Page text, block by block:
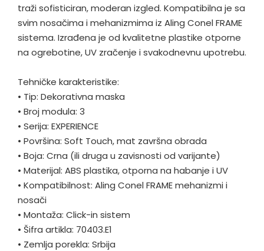
traži sofisticiran, moderan izgled. Kompatibilna je sa
svim nosačima i mehanizmima iz Aling Conel FRAME
sistema. Izrađena je od kvalitetne plastike otporne
na ogrebotine, UV zračenje i svakodnevnu upotrebu.
Tehničke karakteristike:
• Tip: Dekorativna maska
• Broj modula: 3
• Serija: EXPERIENCE
• Površina: Soft Touch, mat završna obrada
• Boja: Crna (ili druga u zavisnosti od varijante)
• Materijal: ABS plastika, otporna na habanje i UV
• Kompatibilnost: Aling Conel FRAME mehanizmi i
nosači
• Montaža: Click-in sistem
• Šifra artikla: 70403.E1
• Zemlja porekla: Srbija